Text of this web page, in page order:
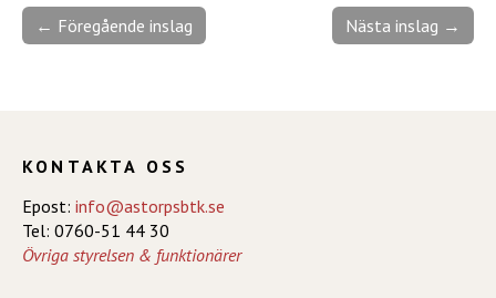
Nästa inslag →
← Föregående inslag
KONTAKTA OSS
Epost: info@astorpsbtk.se
Tel: 0760-51 44 30
Övriga styrelsen & funktionärer